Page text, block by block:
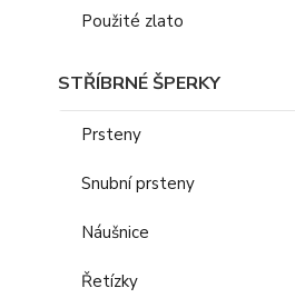
Použité zlato
STŘÍBRNÉ ŠPERKY
Prsteny
Snubní prsteny
Náušnice
Řetízky